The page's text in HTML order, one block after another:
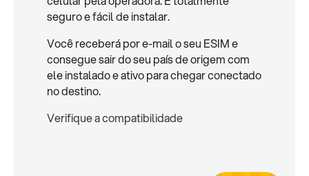
seguro e fácil de instalar.
Você receberá por e-mail o seu ESIM e
consegue sair do seu país de origem com
ele instalado e ativo para chegar conectado
no destino.
Verifique a compatibilidade